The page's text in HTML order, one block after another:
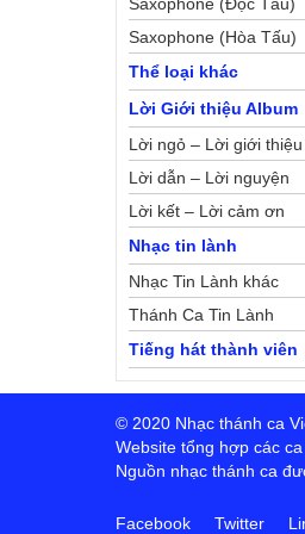
Saxophone (Hòa Tấu)
Thể loại khác
Lời Giới thiệu Album
Lời ngỏ – Lời giới thiệu
Lời dẫn – Lời nguyện
Lời kết – Lời cảm ơn
Nhạc tin lành
Nhạc Tin Lành khác
Thánh Ca Tin Lành
Tiếng hát thành viên
© 2020 Nhạc thánh ca
Website tổng hợp các
Nguồn nhạc thánh ca
Facebook Twitter